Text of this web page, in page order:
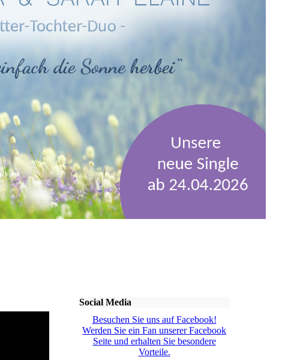
Social Media
Besuchen Sie uns auf Facebook!
Werden Sie ein Fan unserer Facebook
Seite und erhalten Sie besondere
Vorteile.